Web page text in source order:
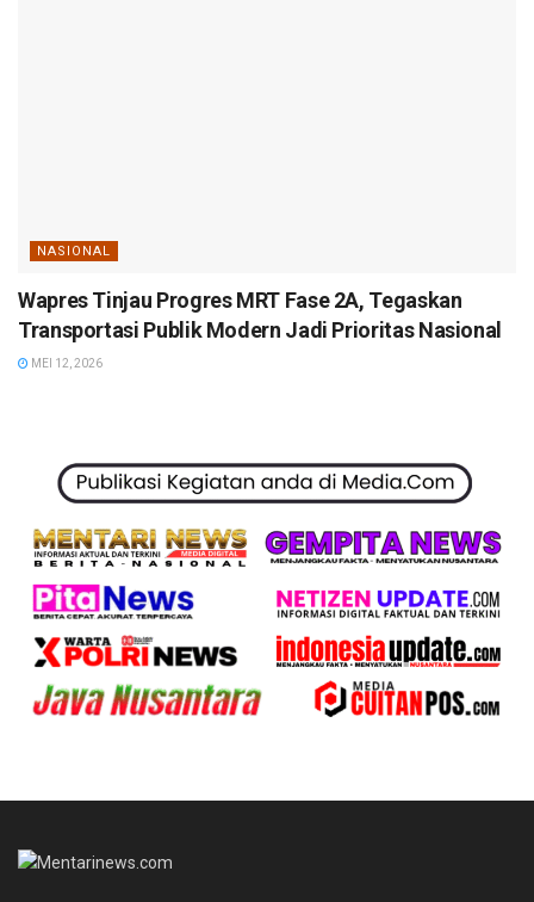
NASIONAL
Wapres Tinjau Progres MRT Fase 2A, Tegaskan
Transportasi Publik Modern Jadi Prioritas Nasional
MEI 12, 2026